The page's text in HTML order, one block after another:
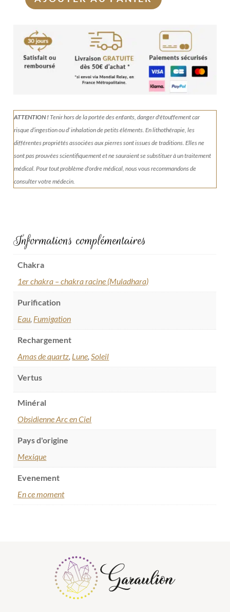
quantité
Obsidienne
œil
céleste
836g
ATTENTION !Tenirhors de la portée des enfants, danger d'étouffement car
risque d’ingestion ou d’ inhalation de petits éléments.En lithothérapie, les
différentes propriétés associées aux pierres sont issues de traditions. Elles ne
sont pas prouvées scientifiquement et ne sauraient se substituer à un traitement
médical. Pour tout problème d'ordre médical, nous vous recommandons de
consulter votre médecin.
Informations complémentaires
Chakra
1er chakra – chakra racine (Muladhara)
Purification
Eau, Fumigation
Rechargement
Amas de quartz, Lune,Soleil
Vertus
Minéral
Obsidienne Arc en Ciel
Pays d'origine
Mexique
Evenement
En ce moment